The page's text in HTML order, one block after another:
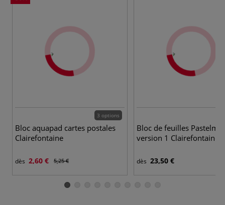
3 options
Bloc aquapad cartes postales
Clairefontaine
dès 2,60 € 5,25 €
Bloc de feuilles Pastelmat
version 1 Clairefontaine
dès 23,50 €